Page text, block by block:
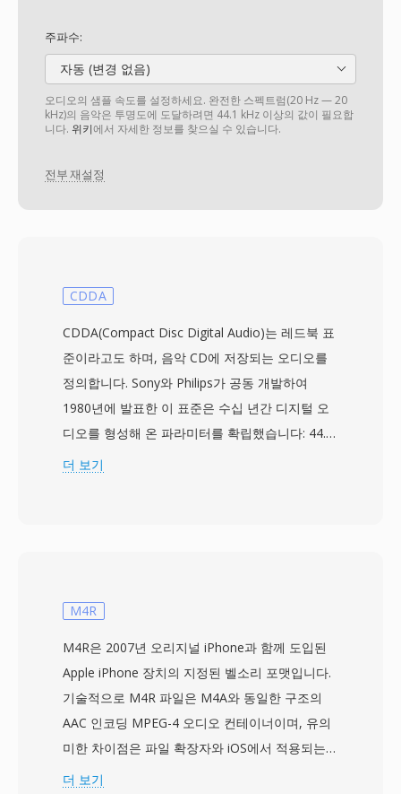
주파수:
자동 (변경 없음)
오디오의 샘플 속도를 설정하세요. 완전한 스펙트럼(20 Hz — 20
kHz)의 음악은 투명도에 도달하려면 44.1 kHz 이상의 값이 필요합
니다. 위키에서 자세한 정보를 찾으실 수 있습니다.
전부 재설정
CDDA
CDDA(Compact Disc Digital Audio)는 레드북 표
준이라고도 하며, 음악 CD에 저장되는 오디오를
정의합니다. Sony와 Philips가 공동 개발하여
1980년에 발표한 이 표준은 수십 년간 디지털 오
디오를 형성해 온 파라미터를 확립했습니다: 44.1
kHz 스테레오 16비트 리니어 PCM으로, 비압축
림은 변환 전에 .cdda 확장자로 원시 PCM으로 저
축, 무손실 특성으로 — 귀에 도달하는 소리가 지
정된 해상도에서 스튜디오 마스터와 수학적으로
동일합니다. 강력한 오류 정정은 뛰어난 복원력을
제공하여 디스크 표면이 중간 정도의 마모를 겪어
도 오디오 무결성을 유지합니다. 1982년 첫 상용
출시 이후 수십억 장이 판매된 CDDA는 디지털 음
더 보기
M4R
M4R은 2007년 오리지널 iPhone과 함께 도입된
Apple iPhone 장치의 지정된 벨소리 포맷입니다.
기술적으로 M4R 파일은 M4A와 동일한 구조의
AAC 인코딩 MPEG-4 오디오 컨테이너이며, 유의
미한 차이점은 파일 확장자와 iOS에서 적용되는
약 30~40초의 길이 제한뿐입니다. Apple은 기존
더 보기